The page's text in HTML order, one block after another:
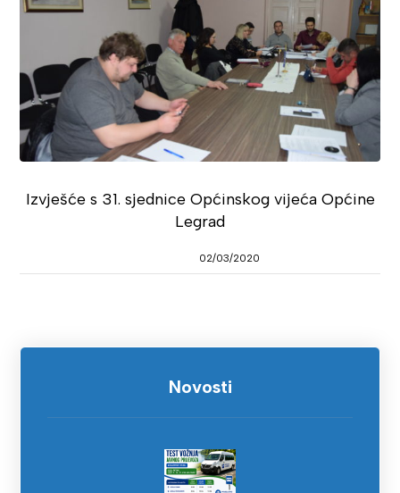
Izvješće s 31. sjednice Općinskog vijeća Općine
Legrad
02/03/2020
Novosti